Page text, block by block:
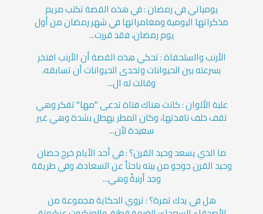
يومياتي في رمضان : في هذه القصة تكتب مريم
مذكراتها اليومية ومغامراتها في شهر رمضان من أول
يوم رمضان، فقد قررت...
الأرنب والسلحفاة : تحكي هذه القصة أن الأرنب افتخر
بسرعته بين الحيوانات وتحدى الحيوانات أن تسابقه،
وقالت له ال...
علبة الألوان : كانت هناك فتاة تدعى "مها" تفكر وهي
تقف خلف نافذتها، وكان المطر يهطل بشدة وهي غير
سعيدة لأن...
ما الذي يسعد وحيد القرن؟ : في أحد الأيام خرج حصان
وحيد القرن جوجو من بيته باحثاً عن السعادة، وفي طريقة
وجد أرنبةً وهي...
هل في يدك تمرة؟ : تروي الحكاية مجموعة من